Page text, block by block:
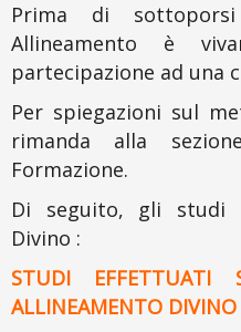
Prima di
Allineamento è
partecipazione ad una
Per spiegazioni sul
rimanda alla
Formazione.
Di seguito, gli studi
Divino :
STUDI EFFETTUATI
ALLINEAMENTO DIVINO